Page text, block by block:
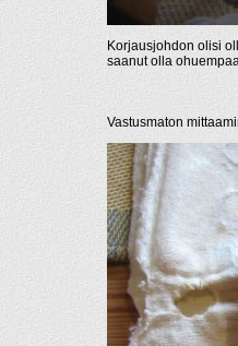
Korjausjohdon olisi
saanut olla ohuempaa.
Vastusmaton